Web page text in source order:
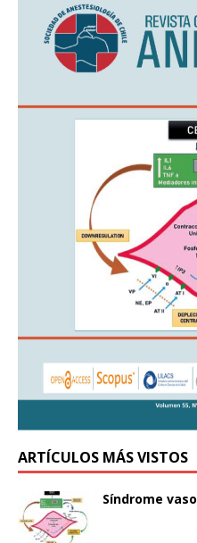
ARTÍCULOS MÁS VISTOS
Síndrome